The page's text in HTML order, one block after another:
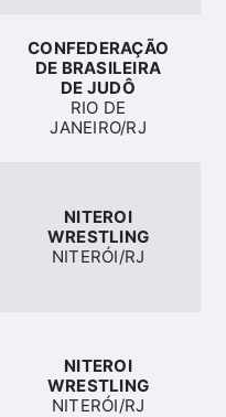
CONFEDERAÇÃO
DE BRASILEIRA
DE JUDÔ
RIO DE
JANEIRO/RJ
NITEROI
WRESTLING
NITERÓI/RJ
NITEROI
WRESTLING
NITERÓI/RJ